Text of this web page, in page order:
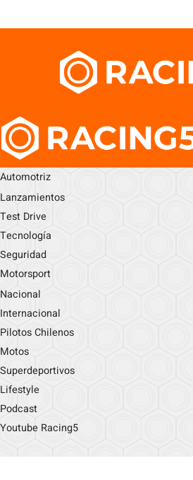
Automotriz
Lanzamientos
Test Drive
Tecnología
Seguridad
Motorsport
Nacional
Internacional
Pilotos Chilenos
Motos
Superdeportivos
Lifestyle
Podcast
Youtube Racing5